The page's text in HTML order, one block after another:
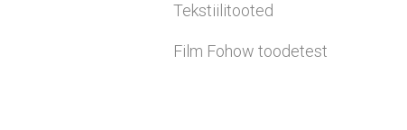
Tekstiilitooted
Film Fohow toodetest